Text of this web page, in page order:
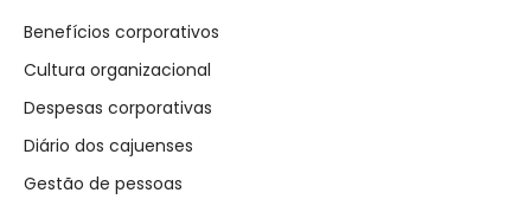
Benefícios corporativos
Cultura organizacional
Despesas corporativas
Diário dos cajuenses
Gestão de pessoas